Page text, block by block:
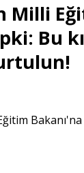
Derkenar
Toplum
- Sanat
Milli
Bu